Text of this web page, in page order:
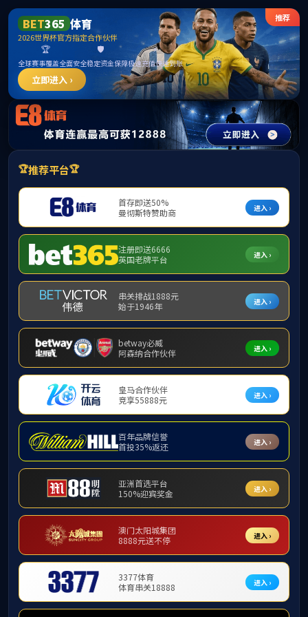
******
英国·威廉希尔(WilliamHill)
中文官网-Official Website
科学研
究
科研
项目
成果
获奖
情况
项目
教研
成果
交流